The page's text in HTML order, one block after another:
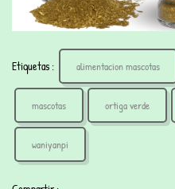
Etiquetas : alimentacion mascotas
mascotas ortiga verde
waniyanpi